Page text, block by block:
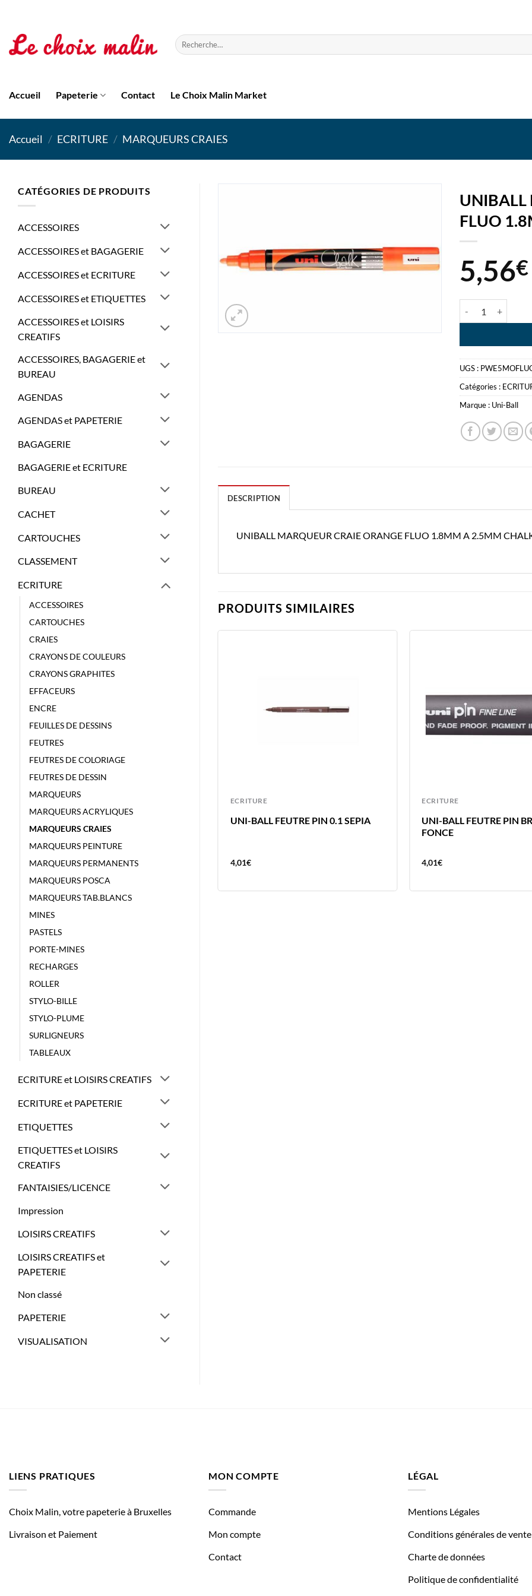
contenu
Recherche
pour :
Accueil Papeterie Contact Le Choix Malin Market
Accueil / ECRITURE / MARQUEURS CRAIES
CATÉGORIES DE PRODUITS
ACCESSOIRES
ACCESSOIRES et BAGAGERIE
ACCESSOIRES et ECRITURE
ACCESSOIRES et ETIQUETTES
ACCESSOIRES et LOISIRS
CREATIFS
ACCESSOIRES, BAGAGERIE et
BUREAU
AGENDAS
AGENDAS et PAPETERIE
BAGAGERIE
BAGAGERIE et ECRITURE
BUREAU
CACHET
CARTOUCHES
CLASSEMENT
ECRITURE
ACCESSOIRES
CARTOUCHES
CRAIES
CRAYONS DE COULEURS
CRAYONS GRAPHITES
EFFACEURS
ENCRE
FEUILLES DE DESSINS
FEUTRES
FEUTRES DE COLORIAGE
FEUTRES DE DESSIN
MARQUEURS
MARQUEURS ACRYLIQUES
MARQUEURS CRAIES
MARQUEURS PEINTURE
MARQUEURS PERMANENTS
MARQUEURS POSCA
MARQUEURS TAB.BLANCS
MINES
PASTELS
PORTE-MINES
RECHARGES
ROLLER
STYLO-BILLE
STYLO-PLUME
SURLIGNEURS
TABLEAUX
ECRITURE et LOISIRS CREATIFS
ECRITURE et PAPETERIE
ETIQUETTES
ETIQUETTES et LOISIRS
CREATIFS
FANTAISIES/LICENCE
Impression
LOISIRS CREATIFS
LOISIRS CREATIFS et
PAPETERIE
Non classé
PAPETERIE
VISUALISATION
UNIBALL
FLUO
5,56€
UGS :
Catégories :
Marque : Uni-Ball
DESCRIPTION
UNIBALL MARQUEUR CRAIE ORANGE FLUO 1.8MM A 2.5MM
PRODUITS SIMILAIRES
ECRITURE
UNI-BALL FEUTRE PIN 0.1 SEPIA
4,01€
ECRITURE
UNI-BALL FEUTRE PIN
FONCE
4,01€
ECRITURE
+ 1 LOT D’ETIQUETTES
13,89€
LIENS PRATIQUES
Choix Malin, votre papeterie à Bruxelles
Livraison et Paiement
MON COMPTE
Commande
Mon compte
Contact
LÉGAL
Mentions Légales
Conditions générales de vente
Charte de données
Politique de confidentialité